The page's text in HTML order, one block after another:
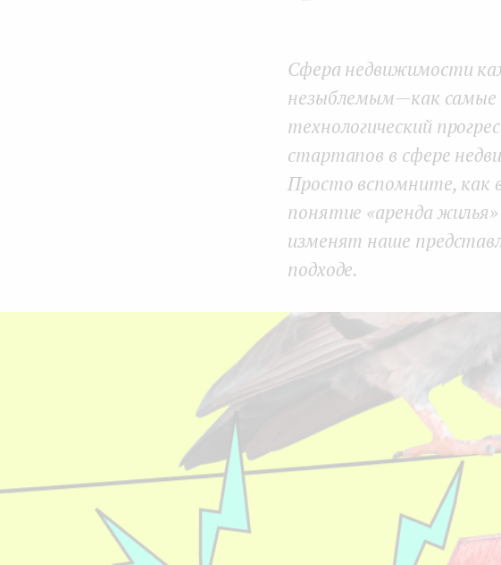
Сфера недвижимости
незыблемым — как
технологический
стартапов в сфере
Просто вспомните, как
понятие «аренда
изменят наше
подходе.